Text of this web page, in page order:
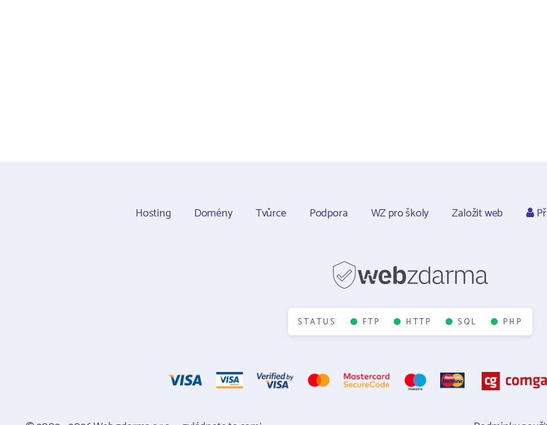
Hosting Domény Tvůrce Podpora WZ pro školy Založit web
STATUS FTP HTTP SQL PHP